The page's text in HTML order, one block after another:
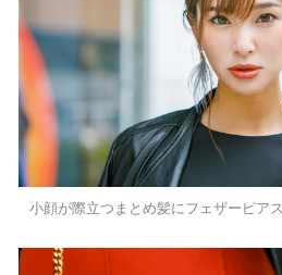
小顔が際立つまとめ髪にフェザーピア